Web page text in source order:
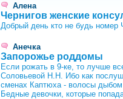
Алена
Чернигов женские
Добрый день кто не будь номер
Анечка
Запорожье роддомы
Если рожать в 9-ке, то лучше
Соловьевой Н.Н. Ибо как
сменах Каптюха - волосы дыбом
Бедные девочки, которые